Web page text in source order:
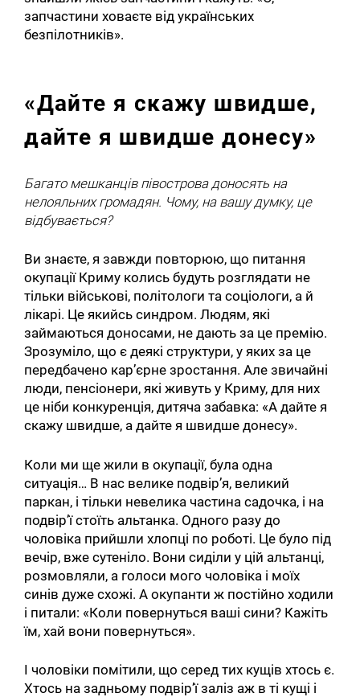
запчастини ховаєте від українських
безпілотників».
«Дайте я скажу швидше,
дайте я швидше донесу»
Багато мешканців півострова доносять на
нелояльних громадян. Чому, на вашу думку, це
відбувається?
Ви знаєте, я завжди повторюю, що питання
окупації Криму колись будуть розглядати не
тільки військові, політологи та соціологи, а й
лікарі. Це якийсь синдром. Людям, які
займаються доносами, не дають за це премію.
Зрозуміло, що є деякі структури, у яких за це
передбачено кар’єрне зростання. Але звичайні
люди, пенсіонери, які живуть у Криму, для них
це ніби конкуренція, дитяча забавка: «А дайте я
скажу швидше, а дайте я швидше донесу».
Коли ми ще жили в окупації, була одна
ситуація… В нас велике подвір’я, великий
паркан, і тільки невелика частина садочка, і на
подвір’ї стоїть альтанка. Одного разу до
чоловіка прийшли хлопці по роботі. Це було під
вечір, вже сутеніло. Вони сиділи у цій альтанці,
розмовляли, а голоси мого чоловіка і моїх
синів дуже схожі. А окупанти ж постійно ходили
і питали: «Коли повернуться ваші сини? Кажіть
їм, хай вони повернуться».
І чоловіки помітили, що серед тих кущів хтось є.
Хтось на задньому подвір’ї заліз аж в ті кущі і